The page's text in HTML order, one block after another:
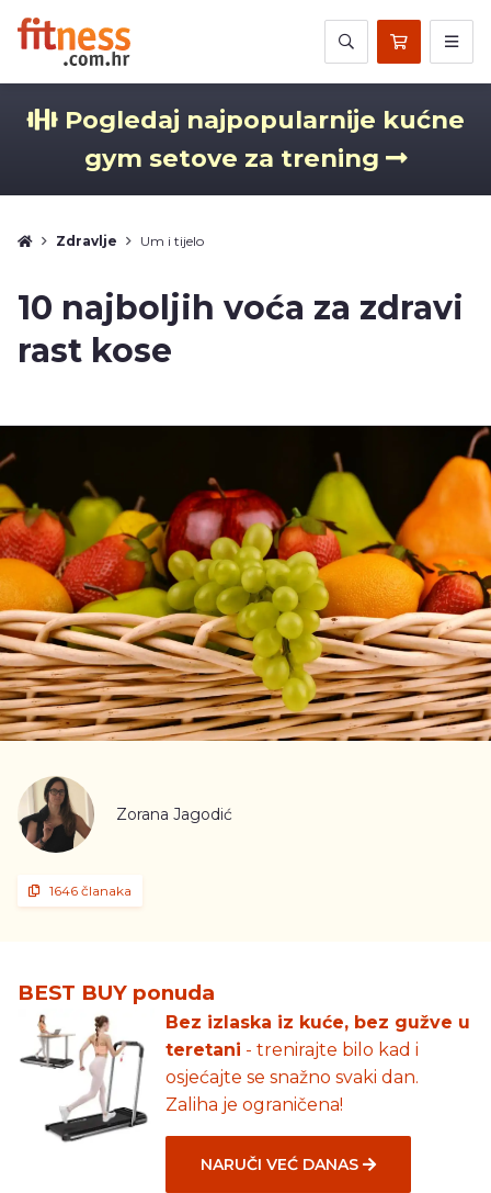
Pogledaj najpopularnije kućne
gym setove za trening
Zdravlje Um i tijelo
10 najboljih voća za zdravi
rast kose
Zorana Jagodić
1646 članaka
BEST BUY ponuda
Bez izlaska iz kuće, bez gužve u
teretani - trenirajte bilo kad i
osjećajte se snažno svaki dan.
Zaliha je ograničena!
NARUČI VEĆ DANAS